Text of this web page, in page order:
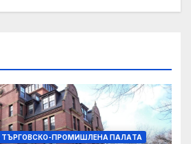
ТЪРГОВСКО-ПРОМИШЛЕНА ПАЛAТА